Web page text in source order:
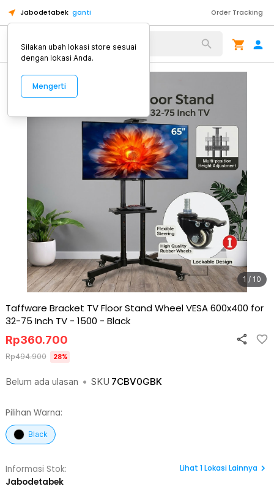
Jabodetabek ganti Order Tracking
Alat Kopi
1 / 10
Taffware Bracket TV Floor Stand Wheel VESA 600x400 for
32-75 Inch TV - 1500 - Black
Belum ada ulasan • SKU 7CBV0GBK
Rp360.700
Rp494.900 28%
Pilihan Warna:
Black
Informasi Stok:
Jabodetabek
Lihat 1Lokasi Lainnya
Silakan ubah lokasi store sesuai
dengan lokasi Anda.
Mengerti